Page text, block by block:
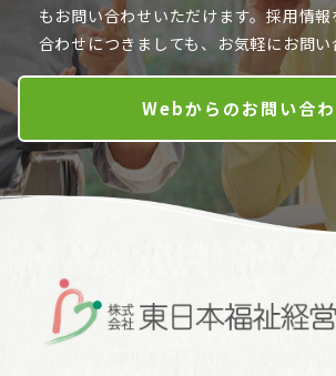
も お問い合わせいただけます。採用情
合わせにつきましても、お気軽にお問い
Webからのお問い合